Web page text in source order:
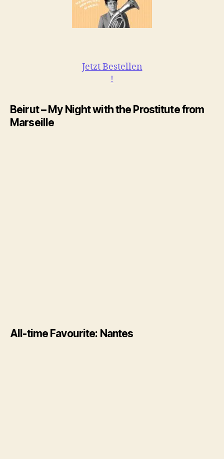
Jetzt Bestellen
!
Beirut – My Night with the Prostitute from
Marseille
All-time Favourite: Nantes